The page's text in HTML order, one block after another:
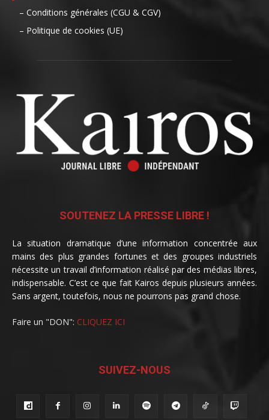
– Conditions générales (CGU & CGV)
– Politique de cookies (UE)
SOUTENEZ LA PRESSE LIBRE !
La situation dramatique d’une information concentrée aux
mains des plus grandes fortunes et des groupes industriels
nécessite un travail d’information réalisé par des médias libres,
indispensable. C’est ce que fait Kairos depuis plusieurs années.
Sans argent, toutefois, nous ne pourrons pas grand chose.
Faire un "DON": CLIQUEZ ICI
SUIVEZ-NOUS